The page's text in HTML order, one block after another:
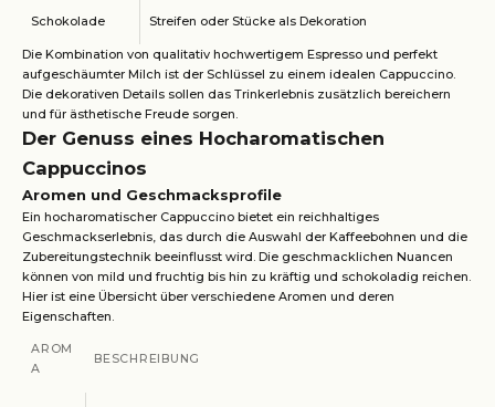
Schokolade Streifen oder Stücke als Dekoration
Die Kombination von qualitativ hochwertigem Espresso und perfekt
aufgeschäumter Milch ist der Schlüssel zu einem idealen Cappuccino.
Die dekorativen Details sollen das Trinkerlebnis zusätzlich bereichern
und für ästhetische Freude sorgen.
Der Genuss eines Hocharomatischen
Cappuccinos
Aromen und Geschmacksprofile
Ein hocharomatischer Cappuccino bietet ein reichhaltiges
Geschmackserlebnis, das durch die Auswahl der Kaffeebohnen und die
Zubereitungstechnik beeinflusst wird. Die geschmacklichen Nuancen
können von mild und fruchtig bis hin zu kräftig und schokoladig reichen.
Hier ist eine Übersicht über verschiedene Aromen und deren
Eigenschaften.
AROM
A
BESCHREIBUNG